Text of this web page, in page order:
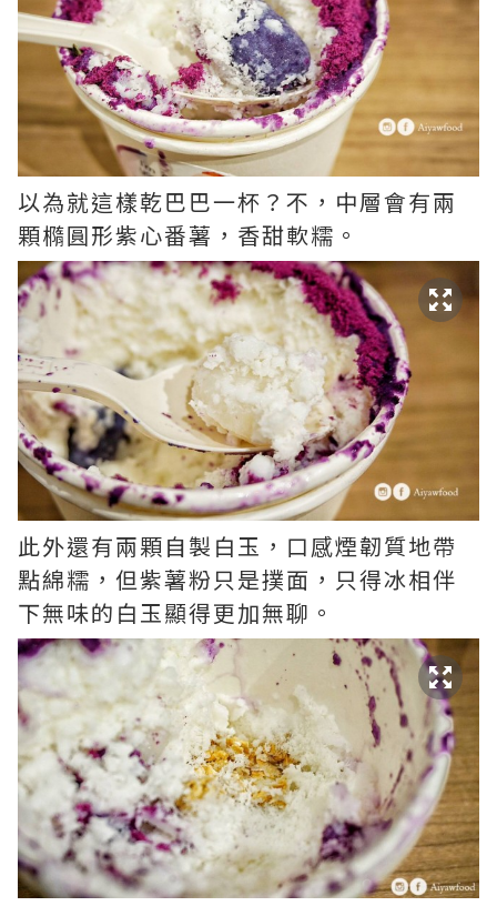
以為就這樣乾巴巴一杯？不，中層會有兩
顆橢圓形紫心番薯，香甜軟糯。
此外還有兩顆自製白玉，口感煙韌質地帶
點綿糯，但紫薯粉只是撲面，只得冰相伴
下無味的白玉顯得更加無聊。